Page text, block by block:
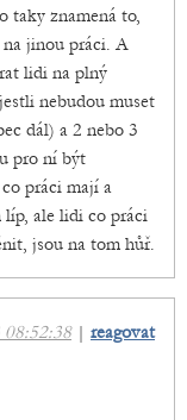
taky znamená to,
na jinou práci. A
lidi na plný
nebudou muset
dál) a 2 nebo 3
pro ní být
práci mají a
líp, ale lidi co práci
jsou na tom hůř.
08:52:38| reagovat